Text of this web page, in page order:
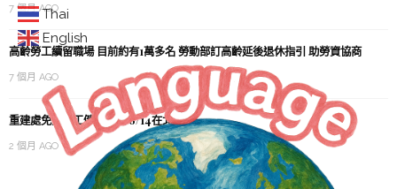
Thai
English
7 個月 AGO
高齡勞工續留職場 目前約有1萬多名 勞動部訂高齡延後退休指引 助勞資協商
7 個月 AGO
重建處免費移工健康關懷 6/14在北車
2 個月 AGO